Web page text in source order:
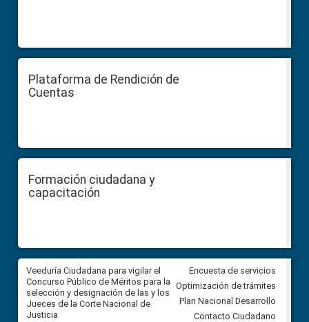
Plataforma de Rendición de
Cuentas
Formación ciudadana y
capacitación
Veeduría Ciudadana para vigilar el
Concurso Público de Méritos para la
selección y designación de las y los
Jueces de la Corte Nacional de
Justicia
Veeduría para realizar el
seguimiento de la gestión
Autónomo Descentralizado
parroquial rural de Calacalí
Encuesta de servicios
Optimización de trámites
Plan Nacional Desarrollo
Contacto Ciudadano